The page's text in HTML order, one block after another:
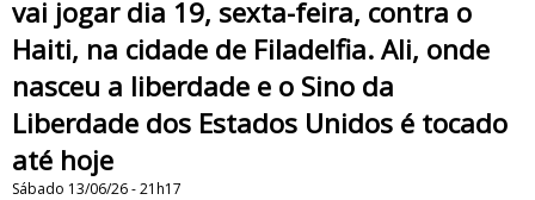
vai jogar dia 19, sexta-feira, contra o
Haiti, na cidade de Filadelfia. Ali, onde
nasceu a liberdade e o Sino da
Liberdade dos Estados Unidos é tocado
até hoje
Sábado 13/06/26 - 21h17